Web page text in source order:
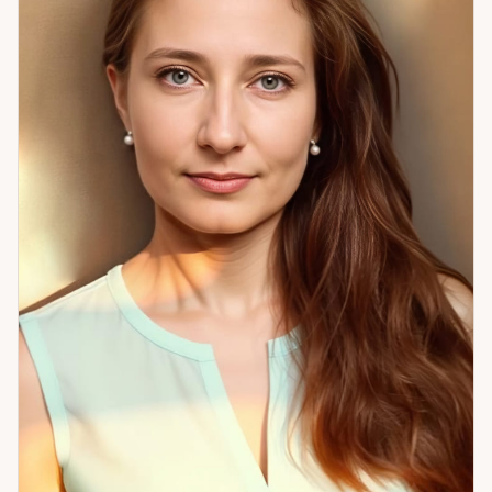
мне точно определить суть проблемы и предложить
конкретные шаги. Я верю, что каждый человек способен
выйти из тупика, если вовремя увидеть знаки и понять их
смысл. Приглашаю вас на личную консультацию — вместе
мы найдем ответы и откроем путь к гармонии и успеху.